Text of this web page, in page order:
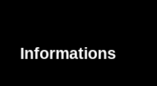
Informations